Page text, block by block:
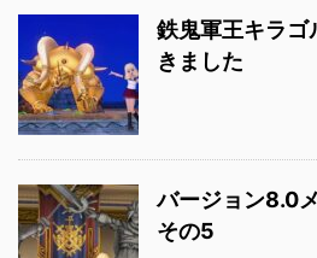
鉄鬼軍王キラゴ
きました
バージョン8.0
その5